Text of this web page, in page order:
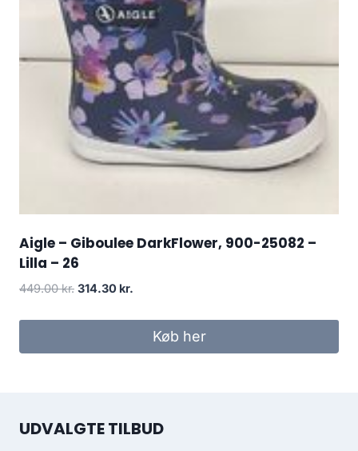
Aigle – Giboulee DarkFlower, 900-25082 –
Lilla – 26
449.00kr. Den
314.30 kr.
Køb her
UDVALGTE TILBUD